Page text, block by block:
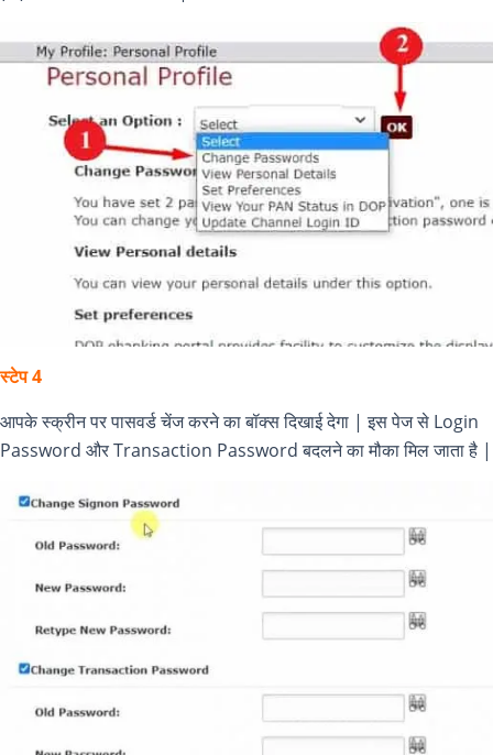
स्टेप 4
आपके स्क्रीन पर पासवर्ड चेंज करने का बॉक्स दिखाई देगा | इस पेज से Login
Password और Transaction Password बदलने का मौका मिल जाता है |